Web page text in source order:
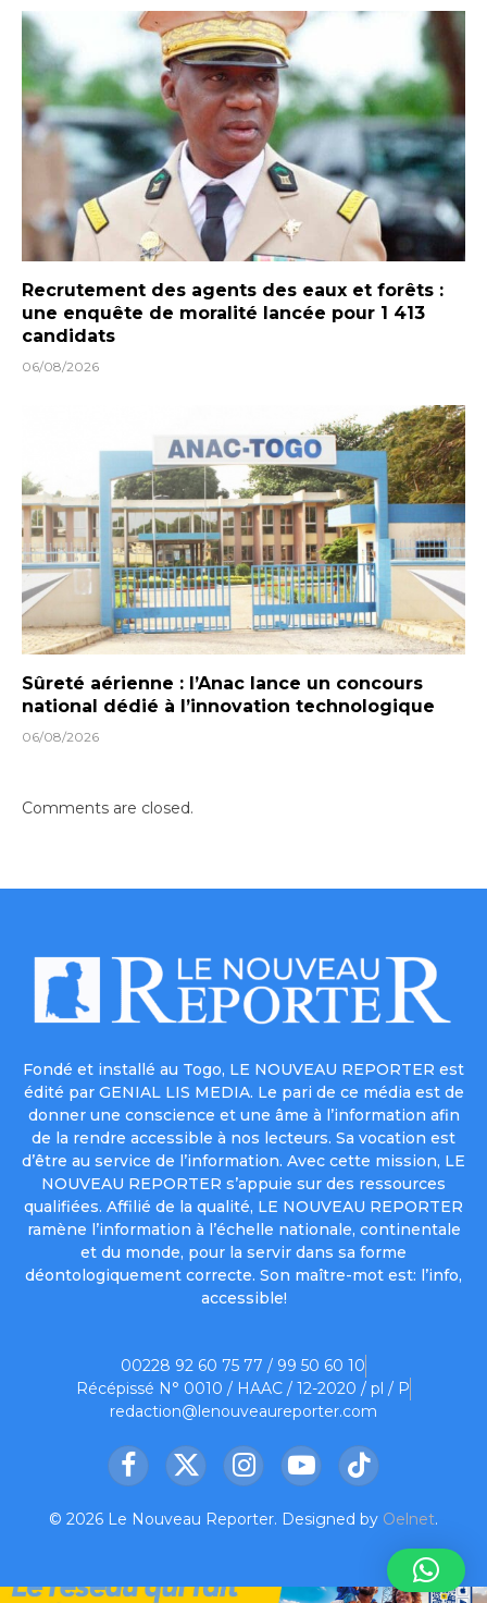
Recrutement des agents des eaux et forêts :
une enquête de moralité lancée pour 1 413
candidats
06/08/2026
Sûreté aérienne : l’Anac lance un concours
national dédié à l’innovation technologique
06/08/2026
Comments are closed.
Fondé et installé au Togo, LE NOUVEAU REPORTER est
édité par GENIAL LIS MEDIA. Le pari de ce média est de
donner une conscience et une âme à l’information afin
de la rendre accessible à nos lecteurs. Sa vocation est
d’être au service de l’information. Avec cette mission, LE
NOUVEAU REPORTER s’appuie sur des ressources
qualifiées. Affilié de la qualité, LE NOUVEAU REPORTER
ramène l’information à l’échelle nationale, continentale
et du monde, pour la servir dans sa forme
déontologiquement correcte. Son maître-mot est: l’info,
accessible!
00228 92 60 75 77 / 99 50 60 10
Récépissé N° 0010 / HAAC / 12-2020 / pl / P
redaction@lenouveaureporter.com
Facebook
X
InstagramYouTubeTikTok
© 2026 Le Nouveau Reporter. Designed by Oelnet.